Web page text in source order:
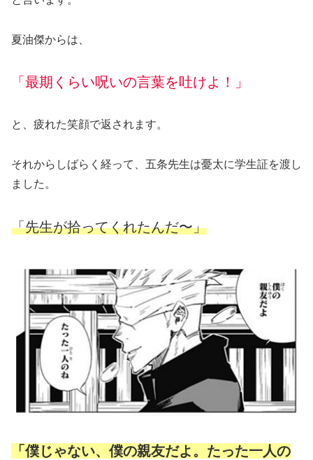
夏油傑からは、
「最期くらい呪いの言葉を吐けよ！」
と、疲れた笑顔で返されます。
それからしばらく経って、五条先生は憂太に学生証を渡し
ました。
「先生が拾ってくれたんだ〜」
「僕じゃない、僕の親友だよ。たった一人の